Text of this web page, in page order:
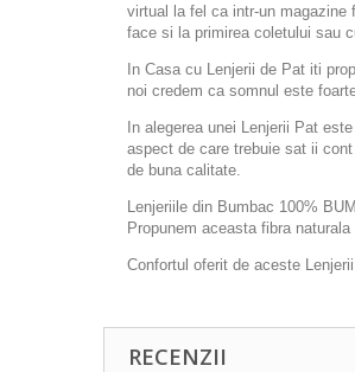
virtual la fel ca intr-un
face si la primirea coletului sau
In Casa cu Lenjerii de Pat iti
noi credem ca somnul este
In alegerea unei Lenjerii Pat
aspect de care trebuie sat ii
de buna calitate.
Lenjeriile din Bumbac 100%
Propunem aceasta fibra
Confortul oferit de aceste
RECENZII